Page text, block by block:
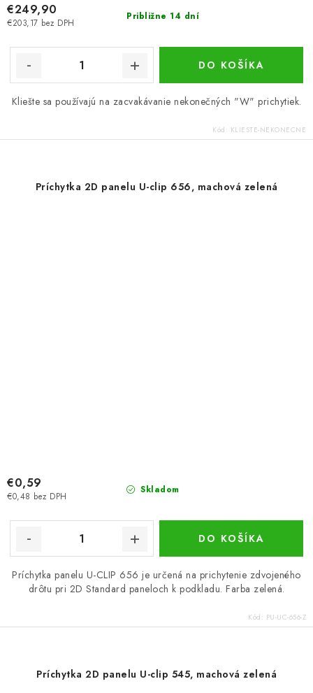
Približne 14 dní
€203,17 bez DPH
€249,90
DO KOŠÍKA
Kliešte sa používajú na zacvakávanie nekonečných "W" prichytiek.
Kód: KLIESTE-NEKONECNE
Príchytka 2D panelu U-clip 656, machová zelená
Skladom
€0,48 bez DPH
€0,59
DO KOŠÍKA
Príchytka panelu U-CLIP 656 je určená na prichytenie zdvojeného
drôtu pri 2D Standard paneloch k podkladu. Farba zelená.
Kód: PU-UC-656-Z
Príchytka 2D panelu U-clip 545, machová zelená